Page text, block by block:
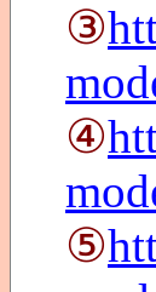
③
④
⑤